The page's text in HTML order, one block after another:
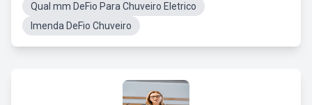
Qual mm DeFio Para Chuveiro Eletrico
Imenda DeFio Chuveiro